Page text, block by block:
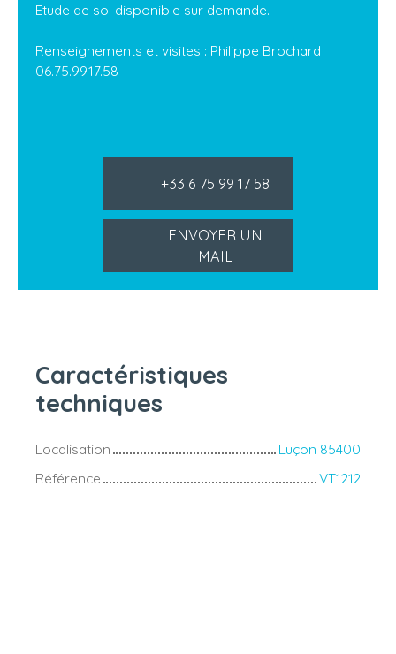
Etude de sol disponible sur demande.
Renseignements et visites : Philippe Brochard
06.75.99.17.58
+33 6 75 99 17 58
ENVOYER UN
MAIL
Caractéristiques
techniques
Localisation
Luçon 85400
Référence
VT1212